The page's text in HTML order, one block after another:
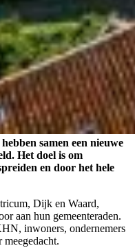
samen een nieuwe
Het doel is om
en door het hele
Dijk en Waard,
aan hun gemeenteraden.
inwoners, ondernemers
meegedacht.